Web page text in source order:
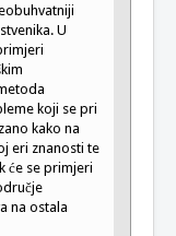
U
koji se pri
kako na
eri znanosti te
će se primjeri
na ostala